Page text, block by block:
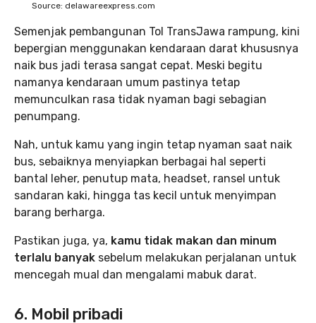
Source: delawareexpress.com
Semenjak pembangunan Tol TransJawa rampung, kini
bepergian menggunakan kendaraan darat khususnya
naik bus jadi terasa sangat cepat. Meski begitu
namanya kendaraan umum pastinya tetap
memunculkan rasa tidak nyaman bagi sebagian
penumpang.
Nah, untuk kamu yang ingin tetap nyaman saat naik
bus, sebaiknya menyiapkan berbagai hal seperti
bantal leher, penutup mata, headset, ransel untuk
sandaran kaki, hingga tas kecil untuk menyimpan
barang berharga.
Pastikan juga, ya, kamu tidak makan dan minum
terlalu banyak sebelum melakukan perjalanan untuk
mencegah mual dan mengalami mabuk darat.
6. Mobil pribadi